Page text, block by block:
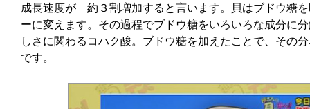
成長速度が 約３割増加すると言います。貝はブドウ糖
ーに変えます。その過程でブドウ糖をいろいろな成分に
しさに関わるコハク酸。ブドウ糖を加えたことで、その
です。